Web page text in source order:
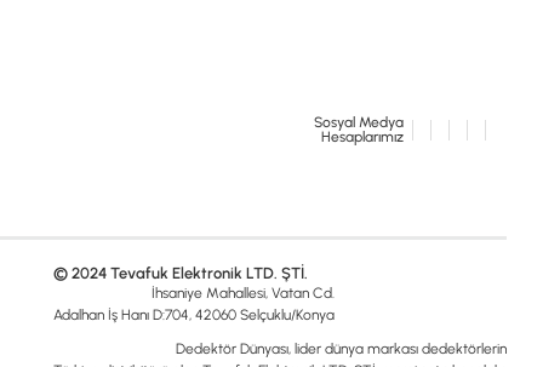
Sosyal Medya
Hesaplarımız
© 2024 Tevafuk Elektronik LTD. ŞTİ.
İhsaniye Mahallesi, Vatan Cd.
Adalhan İş Hanı D:704, 42060 Selçuklu/Konya
Dedektör Dünyası, lider dünya markası dedektörlerin